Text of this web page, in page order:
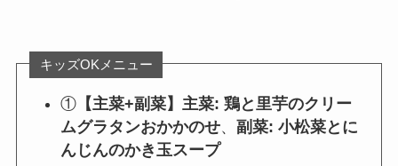
キッズOKメニュー
① 【主菜+副菜】主菜: 鶏と里芋のクリー
ムグラタンおかかのせ、副菜: 小松菜とに
んじんのかき玉スープ